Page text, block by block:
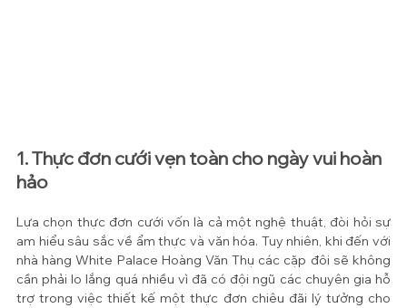
1. Thực đơn cưới vẹn toàn cho ngày vui hoàn
hảo
Lựa chọn thực đơn cưới vốn là cả một nghệ thuật, đòi hỏi sự
am hiểu sâu sắc về ẩm thực và văn hóa. Tuy nhiên, khi đến với
nhà hàng White Palace Hoàng Văn Thụ các cặp đôi sẽ không
cần phải lo lắng quá nhiều vì đã có đội ngũ các chuyên gia hỗ
trợ trong việc thiết kế một thực đơn chiêu đãi lý tưởng cho